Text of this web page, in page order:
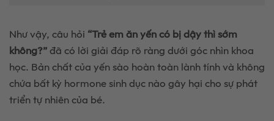
Như vậy, câu hỏi “Trẻ em ăn yến có bị dậy thì sớm
không?”đã có lời giải đáp rõ ràng dưới góc nhìn khoa
học. Bản chất của yến sào hoàn toàn lành tính và không
chứa bất kỳ hormone sinh dục nào gây hại cho sự phát
triển tự nhiên của bé.